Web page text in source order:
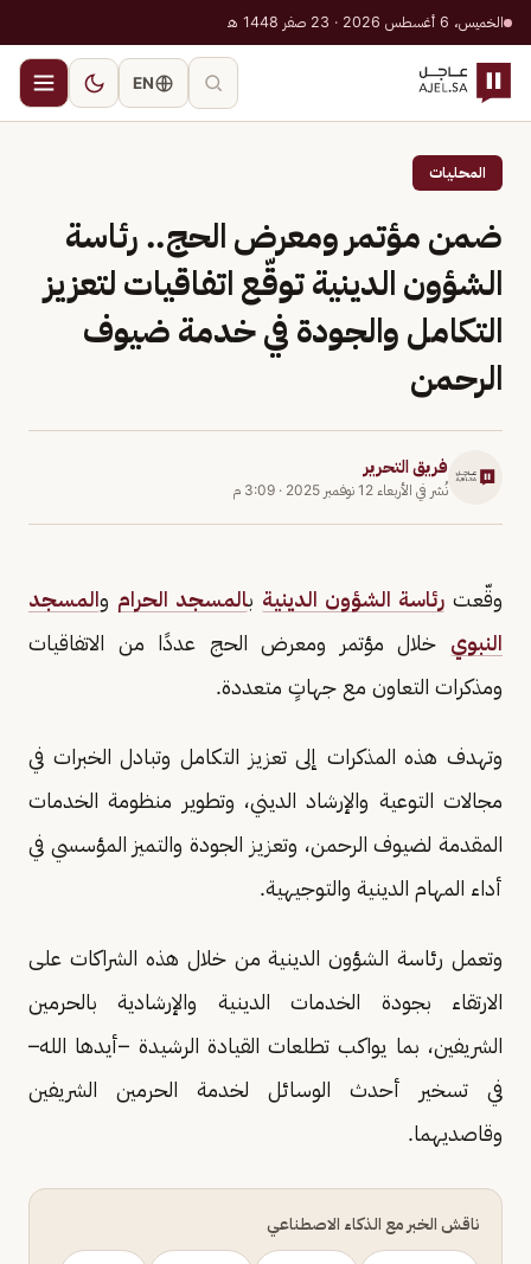
الخميس، 6 أغسطس 2026 · 23 صفر 1448 هـ
EN
المحليات
ضمن مؤتمر ومعرض الحج.. رئاسة
الشؤون الدينية توقّع اتفاقيات لتعزيز
التكامل والجودة في خدمة ضيوف
الرحمن
فريق التحرير
نُشر في الأربعاء 12 نوفمبر 2025 · 3:09 م
وقّعت رئاسة الشؤون الدينية بالمسجد الحرام والمسجد
النبوي خلال مؤتمر ومعرض الحج عددًا من الاتفاقيات
ومذكرات التعاون مع جهاتٍ متعددة.
وتهدف هذه المذكرات إلى تعزيز التكامل وتبادل الخبرات في
مجالات التوعية والإرشاد الديني، وتطوير منظومة الخدمات
المقدمة لضيوف الرحمن، وتعزيز الجودة والتميز المؤسسي في
أداء المهام الدينية والتوجيهية.
وتعمل رئاسة الشؤون الدينية من خلال هذه الشراكات على
الارتقاء بجودة الخدمات الدينية والإرشادية بالحرمين
الشريفين، بما يواكب تطلعات القيادة الرشيدة –أيدها الله–
في تسخير أحدث الوسائل لخدمة الحرمين الشريفين
وقاصديهما.
ناقش الخبر مع الذكاء الاصطناعي